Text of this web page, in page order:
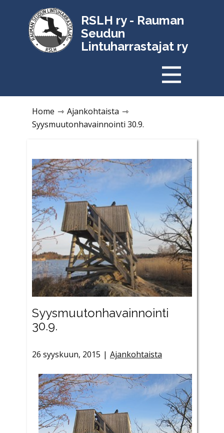
RSLH ry - Rauman
Seudun
Lintuharrastajat ry
Home ⇾ Ajankohtaista ⇾
Syysmuutonhavainnointi 30.9.
Syysmuutonhavainnointi
30.9.
26 syyskuun, 2015 Ajankohtaista